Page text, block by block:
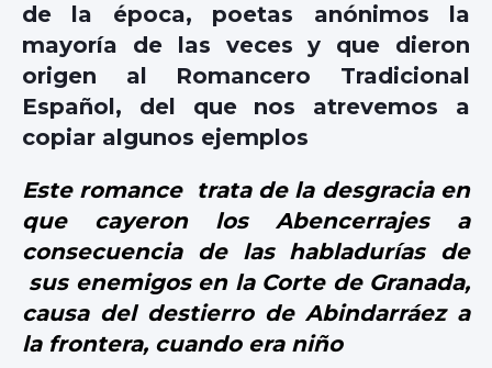
de la época, poetas anónimos la
mayoría de las veces y que dieron
origen al Romancero Tradicional
Español, del que nos atrevemos a
copiar algunos ejemplos
Este romance trata de la desgracia en
que cayeron los Abencerrajes a
consecuencia de las habladurías de
sus enemigos en la Corte de Granada,
causa del destierro de Abindarráez a
la frontera, cuando era niño